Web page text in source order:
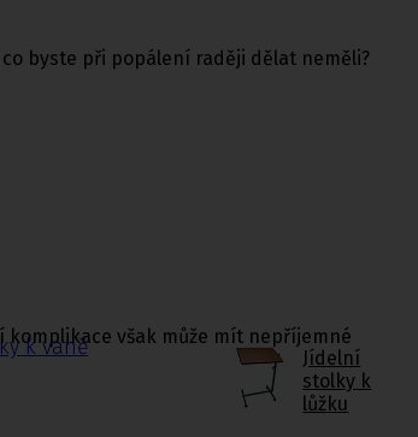
k vaně
Jídelní
stolky k
lůžku
byste při popálení raději dělat neměli?
však může mít nepříjemné